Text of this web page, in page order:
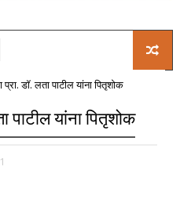
प्रा. डॉ. लता पाटील यांना पितृशोक
पाटील यांना पितृशोक